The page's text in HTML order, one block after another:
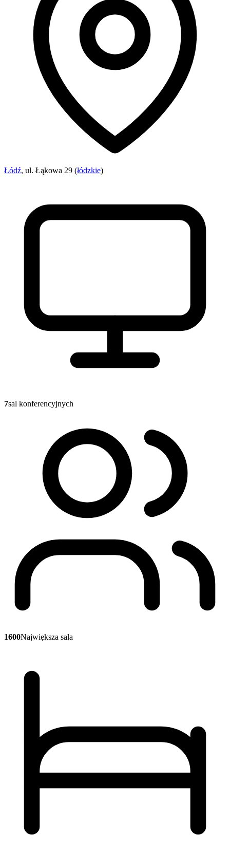
Łódź, ul. Łąkowa 29 (łódzkie)
7sal konferencyjnych
1600Największa sala